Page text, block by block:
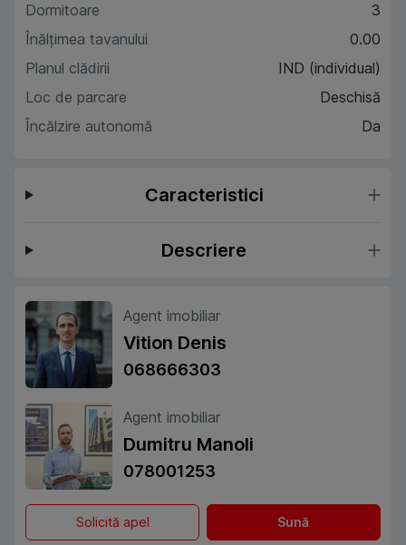
Dormitoare
3
Înălțimea tavanului
0.00
Planul clădirii
IND (individual)
Loc de parcare
Deschisă
Încălzire autonomă
Da
Caracteristici
Descriere
Agent imobiliar
Vition Denis
068666303
Agent imobiliar
Dumitru Manoli
078001253
Solicită apel Sună